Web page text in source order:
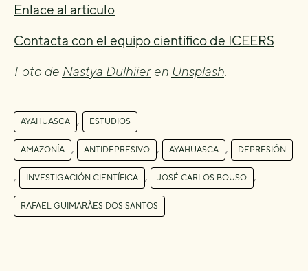
Enlace al artículo
Contacta con el equipo científico de ICEERS
Foto de Nastya Dulhiieren Unsplash.
AYAHUASCA , ESTUDIOS
AMAZONÍA , ANTIDEPRESIVO , AYAHUASCA , DEPRESIÓN
, INVESTIGACIÓN CIENTÍFICA , JOSÉ CARLOS BOUSO ,
RAFAEL GUIMARÃES DOS SANTOS